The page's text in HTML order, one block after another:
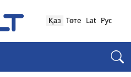
Қаз Төте Lat Рус